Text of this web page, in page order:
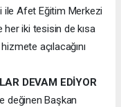
ile Afet Eğitim Merkezi
her iki tesisin de kısa
açılacağını
DEVAM EDİYOR
değinen Başkan